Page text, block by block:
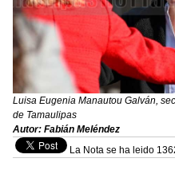
Luisa Eugenia Manautou Galván,
de Tamaulipas
Autor: Fabián Meléndez
La Nota se ha leido